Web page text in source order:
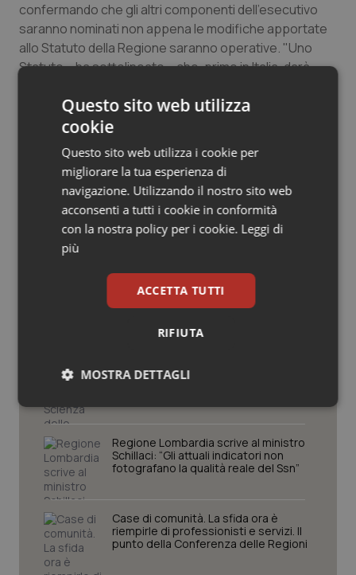
Salute orale & impianti
Sangue & coagulazione
Tiroide
Tumore al seno
Tumore ovarico
Tumori del Polmone & Testa Collo
Ulcera & Reflusso
confermando che gli altri componenti dell'esecutivo
saranno nominati non appena le modifiche apportate
allo Statuto della Regione saranno operative. "Uno
Statuto – ha sottolineato – che, primo in Italia, darà
© Riproduzione riservata
Potrebbe interessarti in
Calabria
Settimana della Scienza dello
Spallanzani: capire la ricerca per
Regione Lombardia scrive al ministro
Schillaci: “Gli attuali indicatori non
fotografano la qualità reale del Ssn”
Case di comunità. La sfida ora è
riempirle di professionisti e servizi. Il
punto della Conferenza delle Regioni
Questo sito web utilizza
cookie
Questo sito web utilizza i cookie per
migliorare la tua esperienza di
navigazione. Utilizzando il nostro sito web
acconsenti a tutti i cookie in conformità
con la nostra policy per i cookie. Leggi di
più
ACCETTA TUTTI
RIFIUTA
MOSTRA DETTAGLI
Necessari Statistici Marketing
Necessari Statistici Marketing
I cookie necessari contribuiscono a rendere fruibile il
sito web abilitandone funzionalità di base quali la